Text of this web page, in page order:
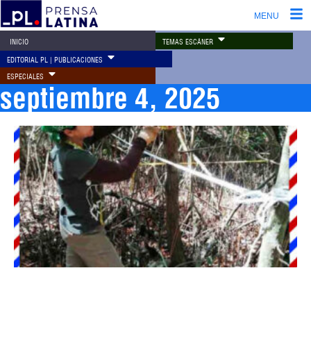
MENU
INICIO TEMAS ESCÁNER
EDITORIAL PL | PUBLICACIONES
ESPECIALES
septiembre 4, 2025